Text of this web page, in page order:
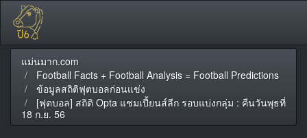
แม่นมาก.com
Football Facts + Football Analysis = Football Predictions
ข้อมูลสถิติฟุตบอลก่อนแข่ง
[ฟุตบอล] สถิติ Opta แชมเปี้ยนส์ลีก รอบแบ่งกลุ่ม : คืนวันพุธที่
18 ก.ย. 56